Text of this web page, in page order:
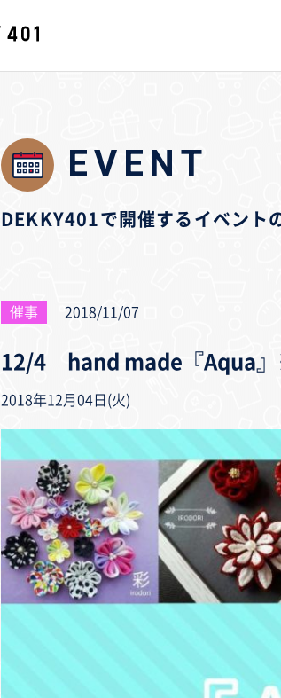
EVENT
DEKKY401で開催するイベント
催事 2018/11/07
12/4 hand made『Aqua』
2018年12月04日(火)